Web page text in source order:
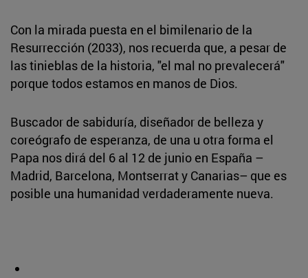
Con la mirada puesta en el bimilenario de la
Resurrección (2033), nos recuerda que, a pesar de
las tinieblas de la historia, "el mal no prevalecerá"
porque todos estamos en manos de Dios.
Buscador de sabiduría, diseñador de belleza y
coreógrafo de esperanza, de una u otra forma el
Papa nos dirá del 6 al 12 de junio en España –
Madrid, Barcelona, Montserrat y Canarias– que es
posible una humanidad verdaderamente nueva.